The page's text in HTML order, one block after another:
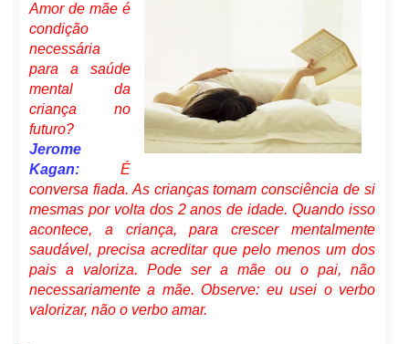
Amor de mãe é
condição
necessária
para a saúde
mental da
criança no
futuro?
Jerome
Kagan:É
conversa fiada. As crianças tomam consciência de si
mesmas por volta dos 2 anos de idade. Quando isso
acontece, a criança, para crescer mentalmente
saudável, precisa acreditar que pelo menos um dos
pais a valoriza. Pode ser a mãe ou o pai, não
necessariamente a mãe. Observe: eu usei o verbo
valorizar, não o verbo amar.